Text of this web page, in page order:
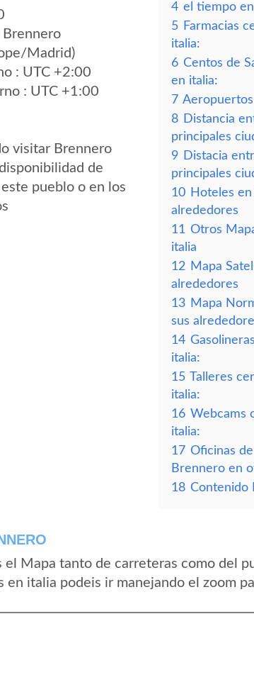
Brennero
Madrid)
: UTC +2:00
: UTC +1:00
visitar Brennero
de
pueblo o en los
4 el tiempo
5 Farmacias
italia:
6 Centos de
en italia:
7
8 Distancia
principales
9 Distacia
principales
10 Hoteles
alrededores
11 Otros
italia
12 Mapa
alrededores
13 Mapa
sus
14
italia:
15 Talleres
italia:
16 Webcams
italia:
17 Oficinas
Brennero en
18 Contenido
el Mapa tanto de carreteras como del
en italia podeis ir manejando el zoom